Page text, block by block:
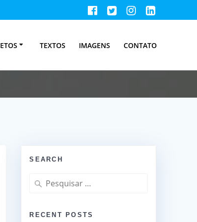
TEXTOS IMAGENS CONTATO
2019
SEARCH
Pesquisar
RECENT POSTS